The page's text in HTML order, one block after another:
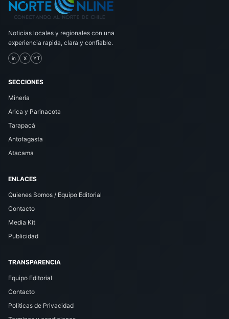
Noticias locales y regionales con una
experiencia rapida, clara y confiable.
in X YT
SECCIONES
Minería
Arica y Parinacota
Tarapacá
Antofagasta
Atacama
ENLACES
Quienes Somos / Equipo Editorial
Contacto
Media Kit
Publicidad
TRANSPARENCIA
Equipo Editorial
Contacto
Politicas de Privacidad